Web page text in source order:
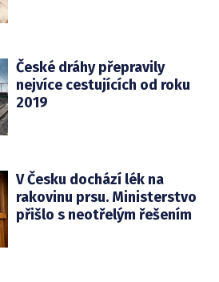
České dráhy přepravily
nejvíce cestujících od roku
2019
V Česku dochází lék na
rakovinu prsu. Ministerstvo
přišlo s neotřelým řešením